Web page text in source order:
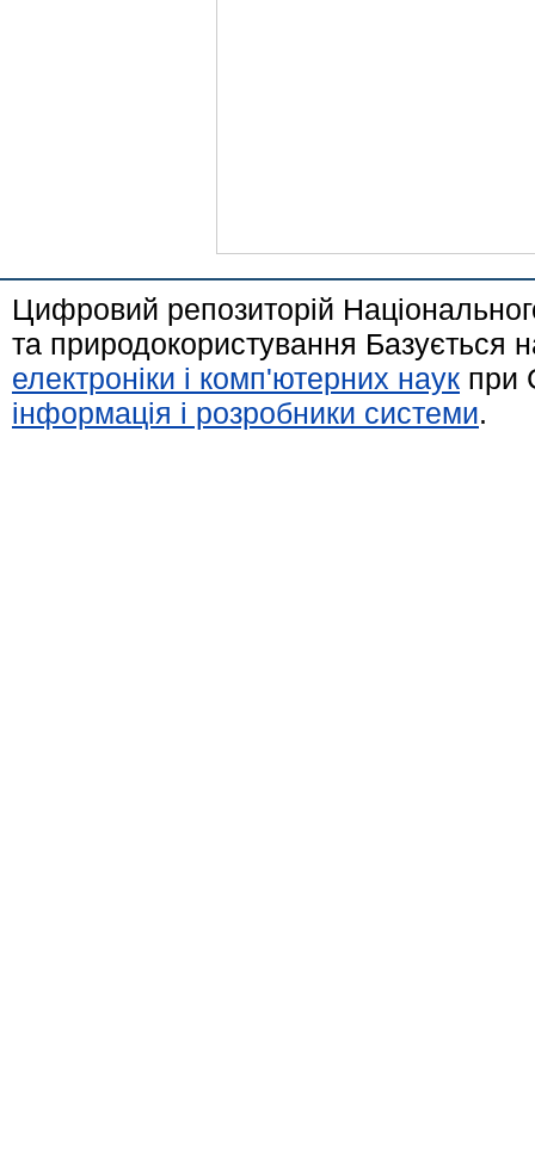
Цифровий репозиторій
та природокористування Базується
електроніки і комп'ютерних наук при
інформація і розробники системи.